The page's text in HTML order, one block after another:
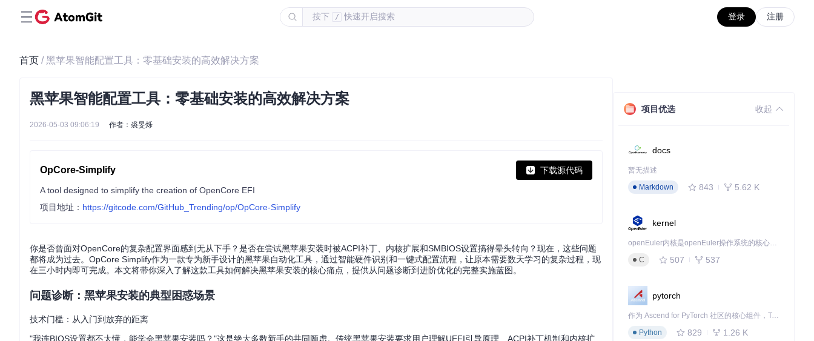
按下 / 快速开启搜索 登录 注册
首页 / 黑苹果智能配置工具：零基础安装的高效解决方案
黑苹果智能配置工具：零基础安装的高效解决方案
2026-05-03 09:06:19 作者：裘旻烁
OpCore-Simplify 下载源代码
A tool designed to simplify the creation of OpenCore EFI
项目地址： https://gitcode.com/GitHub_Trending/op/OpCore-Simplify
你是否曾面对OpenCore的复杂配置界面感到无从下手？是否在尝试黑苹果安装时被ACPI补丁、内核扩展和SMBIOS设置搞得晕头转向？现在，这些问题
都将成为过去。OpCore Simplify作为一款专为新手设计的黑苹果自动化工具，通过智能硬件识别和一键式配置流程，让原本需要数天学习的复杂过程，现
在三小时内即可完成。本文将带你深入了解这款工具如何解决黑苹果安装的核心痛点，提供从问题诊断到进阶优化的完整实施蓝图。
问题诊断：黑苹果安装的典型困惑场景
技术门槛：从入门到放弃的距离
"我连BIOS设置都不太懂，能学会黑苹果安装吗？"这是绝大多数新手的共同顾虑。传统黑苹果安装要求用户理解UEFI引导原理、ACPI补丁机制和内核扩
项目优选 收起
docs
暂无描述
Markdown
843 5.62 K
kernel
openEuler内核是openEuler操作系统的核心，既是系统性能与稳定性的基石，也是连接处理器、设备与服务的桥梁。
C
507 537
pytorch
作为 Ascend for PyTorch 社区的核心组件，TorchNPU 是昇腾专为 PyTorch 打造的深度学习适配插件，使 PyTorch 框架能够直接调用昇腾 NPU，为开发者提供昇腾 AI 处理器的超强算力。
Python
829 1.26 K